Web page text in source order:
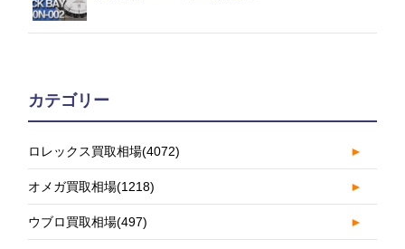
カテゴリー
ロレックス買取相場(4072) ►
オメガ買取相場(1218) ►
ウブロ買取相場(497) ►